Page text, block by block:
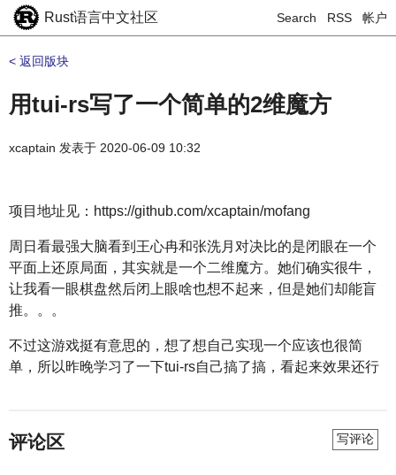
Rust语言中文社区 Search RSS 帐户
< 返回版块
用tui-rs写了一个简单的2维魔方
xcaptain 发表于 2020-06-09 10:32
项目地址见：https://github.com/xcaptain/mofang
周日看最强大脑看到王心冉和张洗月对决比的是闭眼在一个
平面上还原局面，其实就是一个二维魔方。她们确实很牛，
让我看一眼棋盘然后闭上眼啥也想不起来，但是她们却能盲
推。。。
不过这游戏挺有意思的，想了想自己实现一个应该也很简
单，所以昨晚学习了一下tui-rs自己搞了搞，看起来效果还行
评论区 写评论